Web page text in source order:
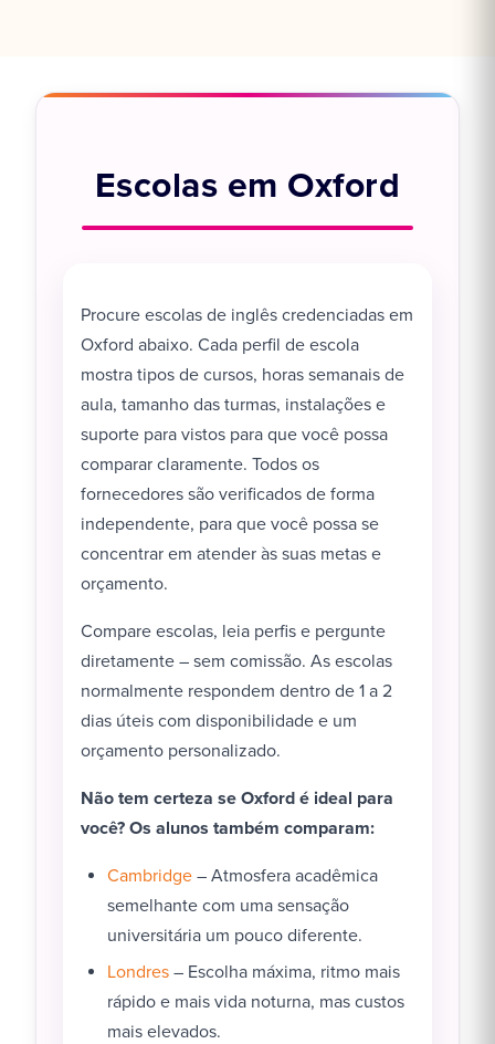
Escolas em Oxford
Procure escolas de inglês credenciadas em
Oxford abaixo. Cada perfil de escola
mostra tipos de cursos, horas semanais de
aula, tamanho das turmas, instalações e
suporte para vistos para que você possa
comparar claramente. Todos os
fornecedores são verificados de forma
independente, para que você possa se
concentrar em atender às suas metas e
orçamento.
Compare escolas, leia perfis e pergunte
diretamente – sem comissão. As escolas
normalmente respondem dentro de 1 a 2
dias úteis com disponibilidade e um
orçamento personalizado.
Não tem certeza se Oxford é ideal para
você? Os alunos também comparam:
Cambridge – Atmosfera acadêmica
semelhante com uma sensação
universitária um pouco diferente.
Londres – Escolha máxima, ritmo mais
rápido e mais vida noturna, mas custos
mais elevados.